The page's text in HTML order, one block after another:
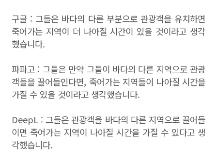
구글 : 그들은 바다의 다른 부분으로 관광객을 유치하면
죽어가는 지역이 더 나아질 시간이 있을 것이라고 생각
했습니다.
파파고 : 그들은 만약 그들이 바다의 다른 지역으로 관광
객들을 끌어들인다면, 죽어가는 지역들이 나아질 시간을
가질 수 있을 것이라고 생각했습니다.
DeepL : 그들은 관광객을 바다의 다른 지역으로 끌어들
이면 죽어가는 지역이 나아질 시간을 가질 수 있다고 생
각했습니다.